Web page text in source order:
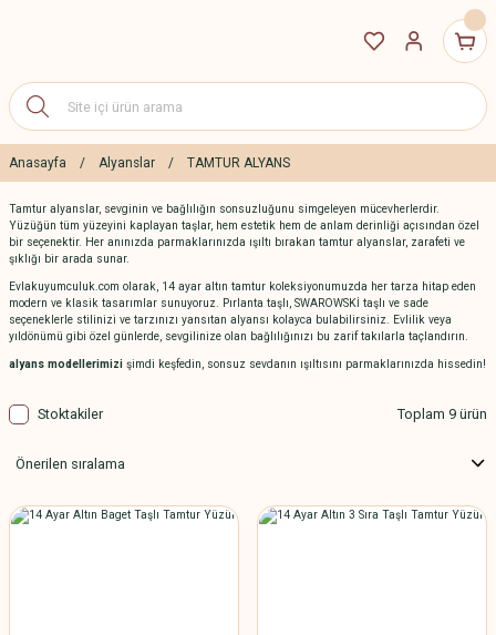
Anasayfa Alyanslar TAMTUR ALYANS
Tamtur alyanslar, sevginin ve bağlılığın sonsuzluğunu simgeleyen mücevherlerdir.
Yüzüğün tüm yüzeyini kaplayan taşlar, hem estetik hem de anlam derinliği açısından özel
bir seçenektir. Her anınızda parmaklarınızda ışıltı bırakan tamtur alyanslar, zarafeti ve
şıklığı bir arada sunar.
Evlakuyumculuk.com olarak, 14 ayar altın tamtur koleksiyonumuzda her tarza hitap eden
modern ve klasik tasarımlar sunuyoruz. Pırlanta taşlı, SWAROWSKİ taşlı ve sade
seçeneklerle stilinizi ve tarzınızı yansıtan alyansı kolayca bulabilirsiniz. Evlilik veya
yıldönümü gibi özel günlerde, sevgilinize olan bağlılığınızı bu zarif takılarla taçlandırın.
alyans modellerimizi şimdi keşfedin, sonsuz sevdanın ışıltısını parmaklarınızda hissedin!
Stoktakiler Toplam 9 ürün